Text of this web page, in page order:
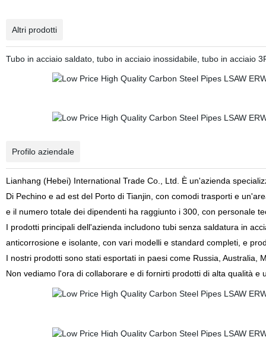
Altri prodotti
Tubo in acciaio saldato, tubo in acciaio inossidabile, tubo in acciaio
Profilo aziendale
Lianhang (Hebei) International Trade Co., Ltd. È un'azienda
Di Pechino e ad est delPorto di Tianjin, con comodi trasporti e
e il numero totale dei dipendenti ha raggiunto i 300, con personale
I prodotti principali dell'azienda includono tubi senza saldatura in
anticorrosione e isolante, con vari modelli e standard completi, e
I nostri prodotti sono stati esportati in paesi come Russia, Australia,
Non vediamo l'ora di collaborare e di fornirti prodotti di alta qualità e